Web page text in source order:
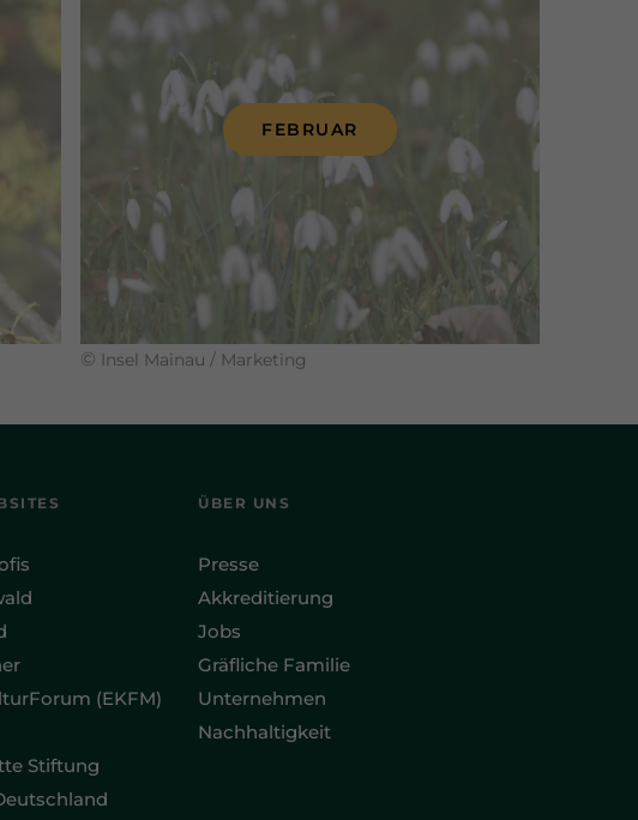
© Insel Mainau / Marketing
FEBRUAR
(EKFM)
Stiftung
ÜBER UNS
Presse
Akkreditierung
Jobs
Gräfliche Familie
Unternehmen
Nachhaltigkeit